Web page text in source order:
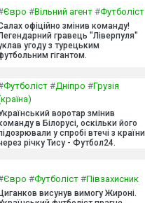
Євро #Вільний агент #Футболіст
офіційно змінив команду!
гравець "Ліверпуля"
угоду з турецьким
гігантом.
Футболіст #Дніпро #Грузія
воротар змінив
в Білорусі, оскільки його
у спробі втечі з країни
річку Тису - Футбол24.
Євро #Футболіст #Півзахисник
висунув вимогу Жироні.